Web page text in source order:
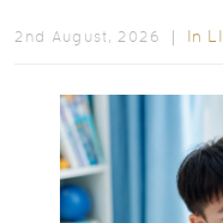
2nd August, 2026 ｜ In